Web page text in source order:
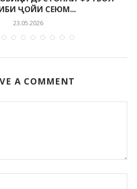
ҶОЙИ СЕЮМ...
23.05.2026
A COMMENT